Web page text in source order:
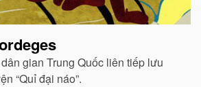
gian Trung Quốc liên tiếp lưu
“Quỉ đại náo”.